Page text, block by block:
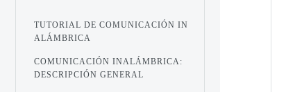
TUTORIAL DE COMUNICACIÓN IN
ALÁMBRICA
COMUNICACIÓN INALÁMBRICA:
DESCRIPCIÓN GENERAL